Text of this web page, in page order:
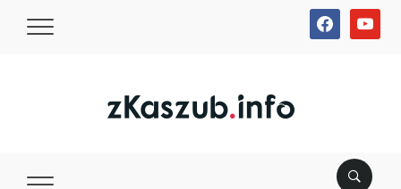
facebookyoutube